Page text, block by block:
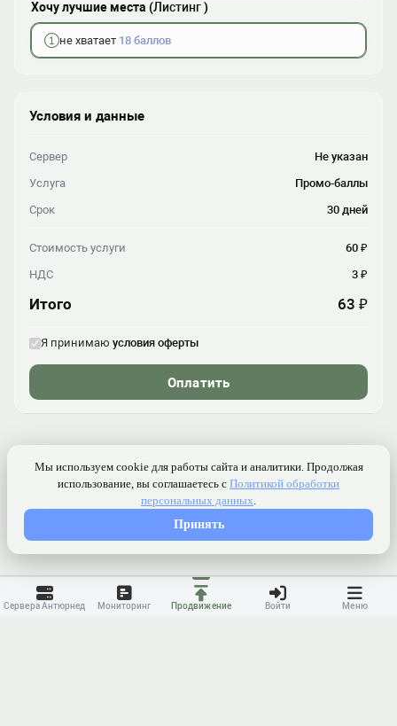
Хочу лучшие места (Листинг)
не хватает 18 баллов
Условия и данные
Сервер
Не указан
Услуга
Промо-баллы
Срок
30 дней
Стоимость услуги
60 ₽
НДС
3 ₽
Итого 63 ₽
Я принимаю условия оферты
Оплатить
Сервера Антюрнед Мониторинг Продвижение Войти Меню